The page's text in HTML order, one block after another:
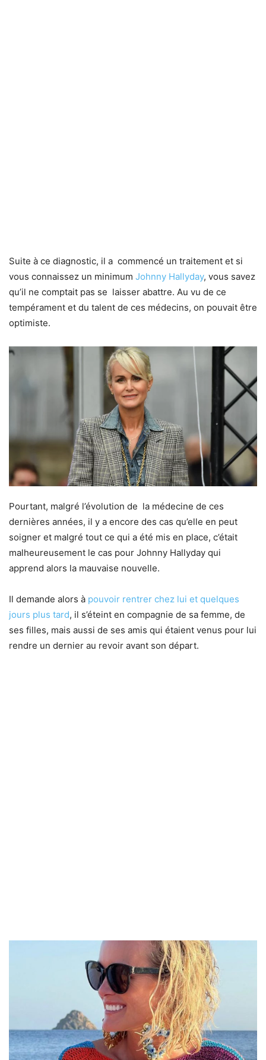
Suite à ce diagnostic, il a commencé un traitement et si
vous connaissez un minimum Johnny Hallyday, vous savez
qu’il ne comptait pas se laisser abattre. Au vu de ce
tempérament et du talent de ces médecins, on pouvait être
optimiste.
Pourtant, malgré l’évolution de la médecine de ces
dernières années, il y a encore des cas qu’elle en peut
soigner et malgré tout ce qui a été mis en place, c’était
malheureusement le cas pour Johnny Hallyday qui
apprend alors la mauvaise nouvelle.
Il demande alors à pouvoir rentrer chez lui et quelques
jours plus tard, il s’éteint en compagnie de sa femme, de
ses filles, mais aussi de ses amis qui étaient venus pour lui
rendre un dernier au revoir avant son départ.